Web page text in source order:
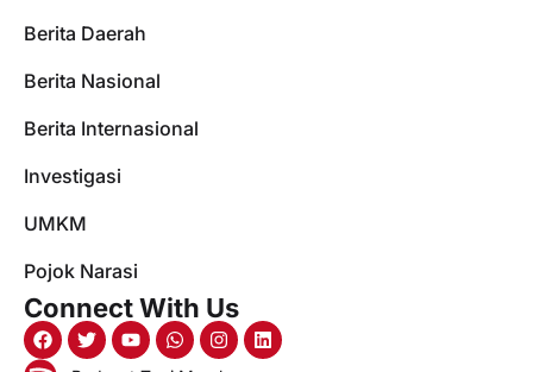
Berita Daerah
Berita Nasional
Berita Internasional
Investigasi
UMKM
Pojok Narasi
Connect With Us